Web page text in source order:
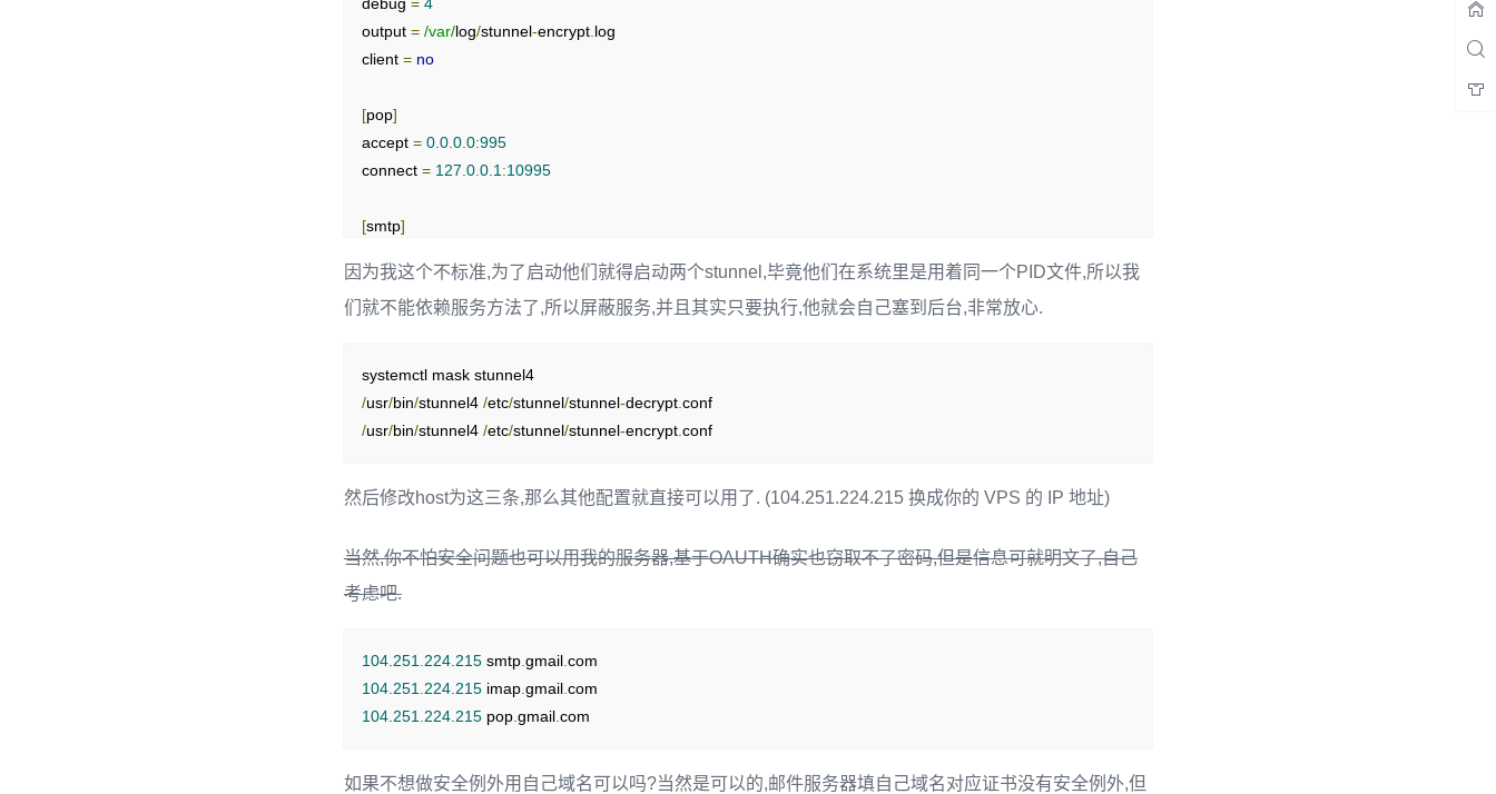
output = /var/log/stunnel-encrypt. log
client = no
[pop]
accept = 0.0. 0.0:995
connect = 127.0. 0.1 :10995
[smtp]
connect = 127.0.0.1:10465
因为我这个不标准,为了启动他们就得启动两个stunnel,毕竟他们在系统里是用着同一个PID文件,所以我
们就不能依赖服务方法了,所以屏蔽服务,并且其实只要执行,他就会自己塞到后台,非常放心.
systemctl mask stunnel4
/usr/bin/stunnel4 /etc/stunnel/stunnel-decrypt.
conf
/usr/bin/stunnel4 /etc/stunnel/stunnel-encrypt. conf
然后修改host为这三条,那么其他配置就直接可以用了. (104.251.224.215 换成你的 VPS 的 IP 地址)
当然,你不怕安全问题也可以用我的服务器,基于OAUTH确实也窃取不了密码,但是信息可就明文了,自己
考虑吧.
104.251 224.215 smtp. gmail.
104.251 224.215 imap. gmail.
104.251 224.215 pop. gmail. com
如果不想做安全例外用自己域名可以吗?当然是可以的,邮件服务器填自己域名对应证书没有安全例外,但